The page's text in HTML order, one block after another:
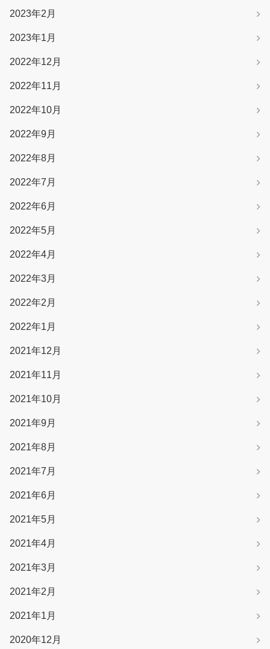
2023年2月
2023年1月
2022年12月
2022年11月
2022年10月
2022年9月
2022年8月
2022年7月
2022年6月
2022年5月
2022年4月
2022年3月
2022年2月
2022年1月
2021年12月
2021年11月
2021年10月
2021年9月
2021年8月
2021年7月
2021年6月
2021年5月
2021年4月
2021年3月
2021年2月
2021年1月
2020年12月